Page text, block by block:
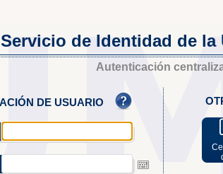
de Identidad de
Autenticación
DE USUARIO